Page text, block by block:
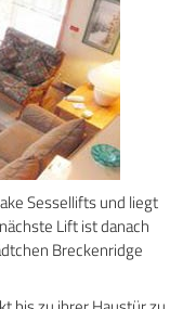
Sessellifts und liegt
Lift ist danach
Breckenridge